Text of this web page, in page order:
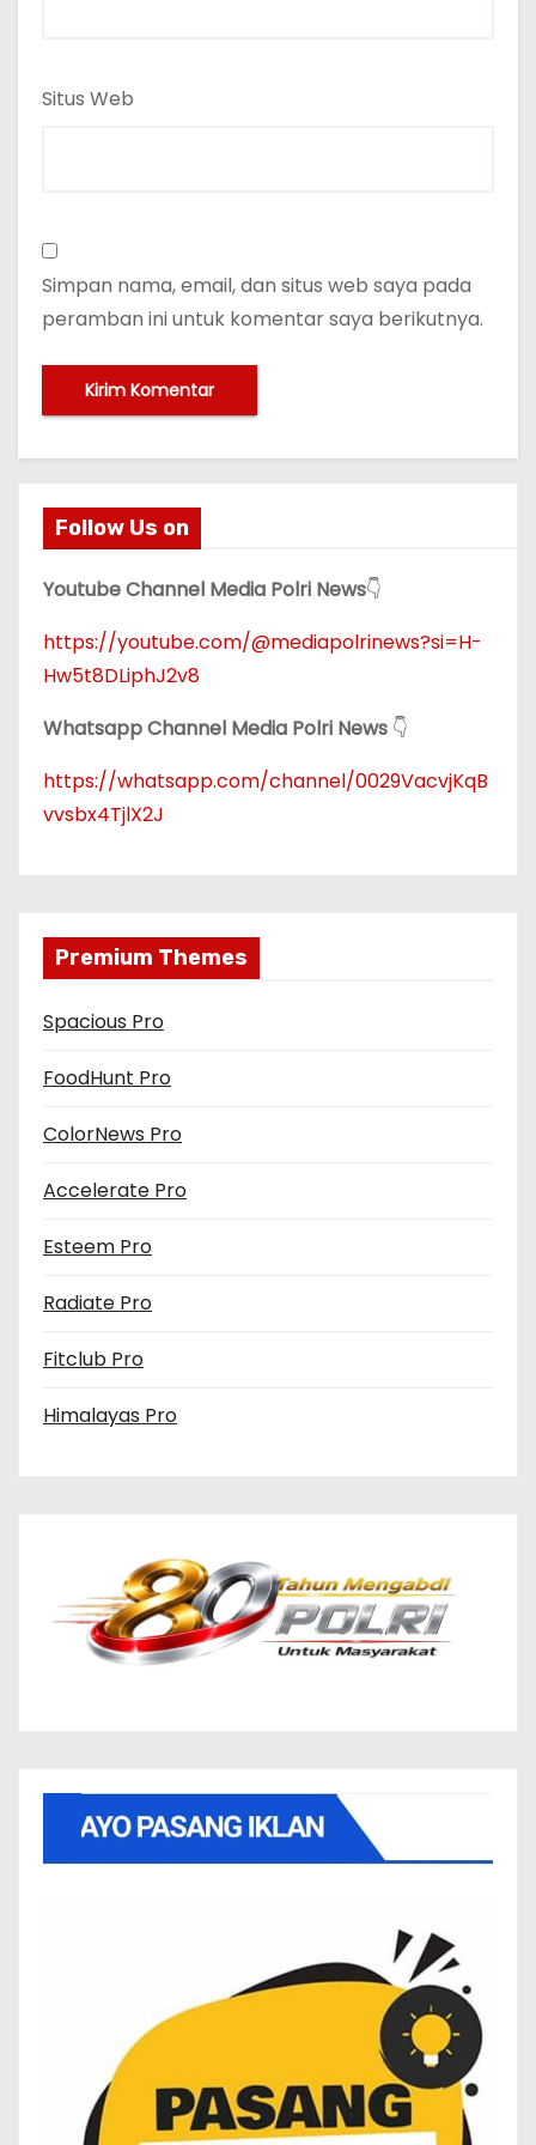
Situs Web
Simpan nama, email, dan situs web saya pada
peramban ini untuk komentar saya berikutnya.
Follow Us on
Youtube Channel Media Polri News👇
https://youtube.com/@mediapolrinews?si=H-
Hw5t8DLiphJ2v8
Whatsapp Channel Media Polri News 👇
https://whatsapp.com/channel/0029VacvjKqB
vvsbx4TjlX2J
Premium Themes
Spacious Pro
FoodHunt Pro
ColorNews Pro
Accelerate Pro
Esteem Pro
Radiate Pro
Fitclub Pro
Himalayas Pro